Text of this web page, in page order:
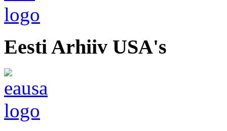
Eesti Arhiiv USA's